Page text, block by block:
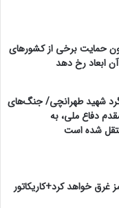
حمایت برخی از کشورهای
ابعاد رخ دهد
شهید طهرانچی/ جنگ‌های
دفاع ملی، به
شده است
غرق خواهد کرد+کاریکاتور